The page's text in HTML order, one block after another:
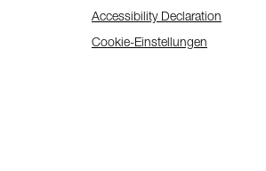
Accessibility Declaration
Cookie-Einstellungen